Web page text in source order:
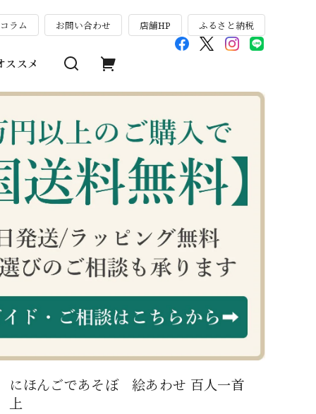
ラム お問い合わせ 店舗HP ふるさと納税
ススメ
にほんごであそぼ 絵あわせ 百人一首
上